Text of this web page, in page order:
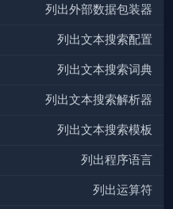
列出外部数据包装器
列出文本搜索配置
列出文本搜索词典
列出文本搜索解析器
列出文本搜索模板
列出程序语言
列出运算符